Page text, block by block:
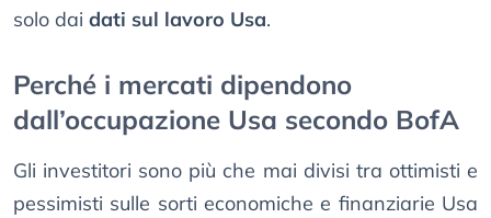
solo dai dati sul lavoro Usa.
Perché i mercati dipendono
dall’occupazione Usa secondo BofA
Gli investitori sono più che mai divisi tra ottimisti e
pessimisti sulle sorti economiche e finanziarie Usa